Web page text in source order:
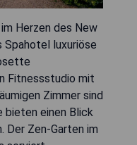
Herzen des New
luxuriöse
Fitnessstudio mit
Zimmer sind
bieten einen Blick
Der Zen-Garten im